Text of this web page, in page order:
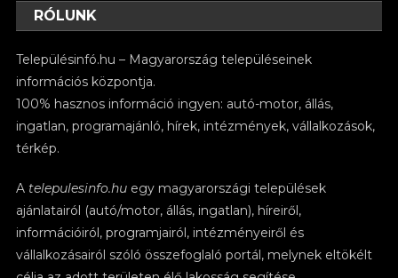
RÓLUNK
Településinfó.hu – Magyarország településeinek
információs központja.
100% hasznos információ ingyen: autó-motor, állás,
ingatlan, programajánló, hírek, intézmények, vállalkozások,
térkép.
A telepulesinfo.hu egy magyarországi települések
ajánlatairól (autó/motor, állás, ingatlan), híreiről,
információiról, programjairól, intézményeiről és
vállalkozásairól szóló összefoglaló portál, melynek eltökélt